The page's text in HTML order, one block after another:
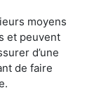
moyens
et peuvent
d’une
de faire